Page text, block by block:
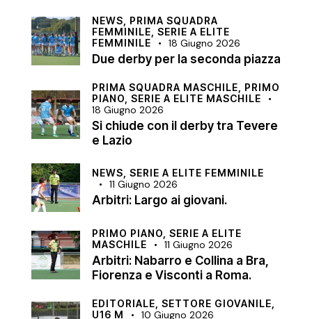
NEWS, PRIMA SQUADRA
FEMMINILE, SERIE A ELITE
FEMMINILE
18 Giugno 2026
Due derby per la seconda piazza
PRIMA SQUADRA MASCHILE, PRIMO
PIANO, SERIE A ELITE MASCHILE
18 Giugno 2026
Si chiude con il derby tra Tevere
e Lazio
NEWS, SERIE A ELITE FEMMINILE
11 Giugno 2026
Arbitri: Largo ai giovani.
PRIMO PIANO, SERIE A ELITE
MASCHILE
11 Giugno 2026
Arbitri: Nabarro e Collina a Bra,
Fiorenza e Visconti a Roma.
EDITORIALE, SETTORE GIOVANILE,
U16 M
10 Giugno 2026